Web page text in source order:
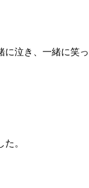
泣き、一緒に笑
。